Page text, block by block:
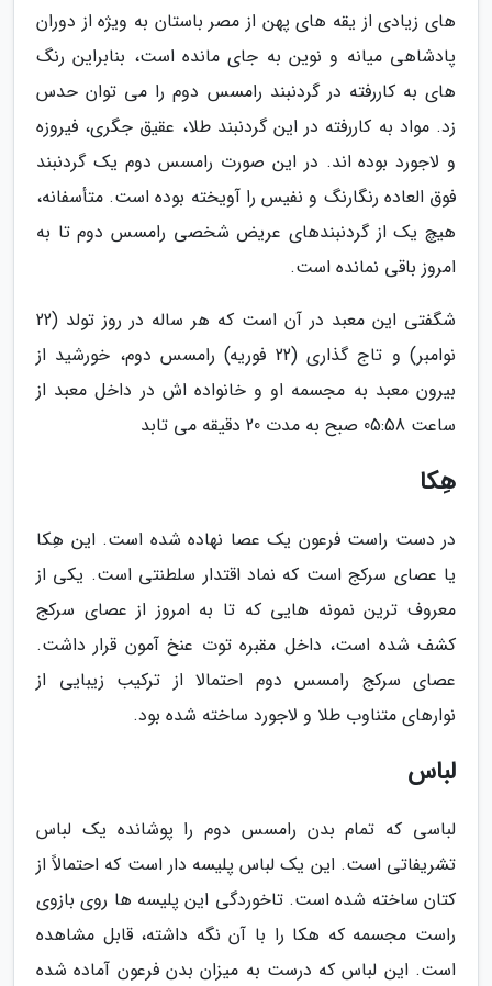
های زیادی از یقه های پهن از مصر باستان به ویژه از دوران
پادشاهی میانه و نوین به جای مانده است، بنابراین رنگ
های به کاررفته در گردنبند رامسس دوم را می توان حدس
زد. مواد به کاررفته در این گردنبند طلا، عقیق جگری، فیروزه
و لاجورد بوده اند. در این صورت رامسس دوم یک گردنبند
فوق العاده رنگارنگ و نفیس را آویخته بوده است. متأسفانه،
هیچ یک از گردنبندهای عریض شخصی رامسس دوم تا به
امروز باقی نمانده است.
شگفتی این معبد در آن است که هر ساله در روز تولد (22
نوامبر) و تاج گذاری (22 فوریه) رامسس دوم، خورشید از
بیرون معبد به مجسمه او و خانواده اش در داخل معبد از
ساعت 05:58 صبح به مدت 20 دقیقه می تابد
هِکا
در دست راست فرعون یک عصا نهاده شده است. این هِکا
یا عصای سرکج است که نماد اقتدار سلطنتی است. یکی از
معروف ترین نمونه هایی که تا به امروز از عصای سرکج
کشف شده است، داخل مقبره توت عنخ آمون قرار داشت.
عصای سرکج رامسس دوم احتمالا از ترکیب زیبایی از
نوارهای متناوب طلا و لاجورد ساخته شده بود.
لباس
لباسی که تمام بدن رامسس دوم را پوشانده یک لباس
تشریفاتی است. این یک لباس پلیسه دار است که احتمالاً از
کتان ساخته شده است. تاخوردگی این پلیسه ها روی بازوی
راست مجسمه که هکا را با آن نگه داشته، قابل مشاهده
است. این لباس که درست به میزان بدن فرعون آماده شده